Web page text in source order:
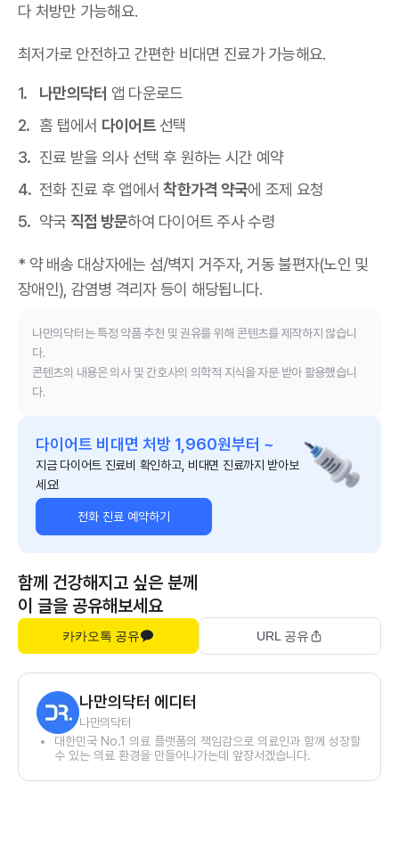
다 처방만 가능해요.
최저가로 안전하고 간편한 비대면 진료가 가능해요.
나만의닥터 앱 다운로드
홈 탭에서 다이어트선택
진료 받을 의사 선택 후 원하는 시간 예약
전화 진료 후 앱에서착한가격 약국에 조제 요청
약국 직접 방문하여 다이어트 주사 수령
* 약 배송 대상자에는 섬/벽지 거주자, 거동 불편자(노인 및
장애인), 감염병 격리자 등이 해당됩니다.
나만의닥터는 특정 약품 추천 및 권유를 위해 콘텐츠를 제작하지 않습니
다.
콘텐츠의 내용은 의사 및 간호사의 의학적 지식을 자문 받아 활용했습니
다.
다이어트 비대면 처방 1,960원부터 ~
지금 다이어트 진료비 확인하고, 비대면 진료까지 받아보
세요!
전화 진료 예약하기
함께 건강해지고 싶은 분께
이 글을 공유해보세요
카카오톡 공유 URL 공유
나만의닥터 에디터
나만의닥터
대한민국 No.1 의료 플랫폼의 책임감으로 의료인과 함께 성장할
수 있는 의료 환경을 만들어나가는데 앞장서겠습니다.